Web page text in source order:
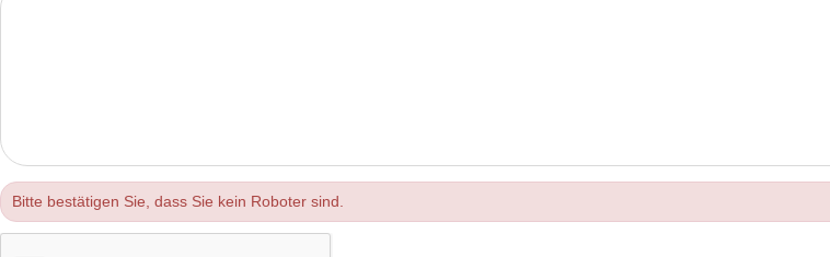
Bitte bestätigen Sie, dass Sie kein Roboter sind.